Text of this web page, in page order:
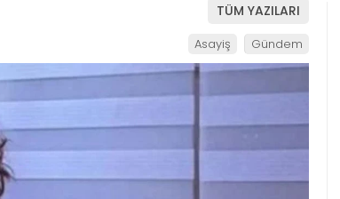
TÜM YAZILARI
Asayiş Gündem